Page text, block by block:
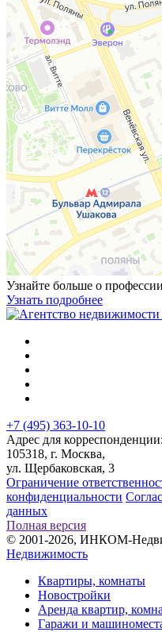
Узнайте больше о
Узнать подробнее
+7 (495) 363-10-10
Адрес для корреспонденции:
105318, г. Москва,
ул. Щербаковская, 3
Ограничение
конфиденциальности
данных
Полная версия
© 2001-2026, ИНКОМ-
Недвижимость
Квартиры, комнаты
Новостройки
Аренда квартир,
Гаражи и